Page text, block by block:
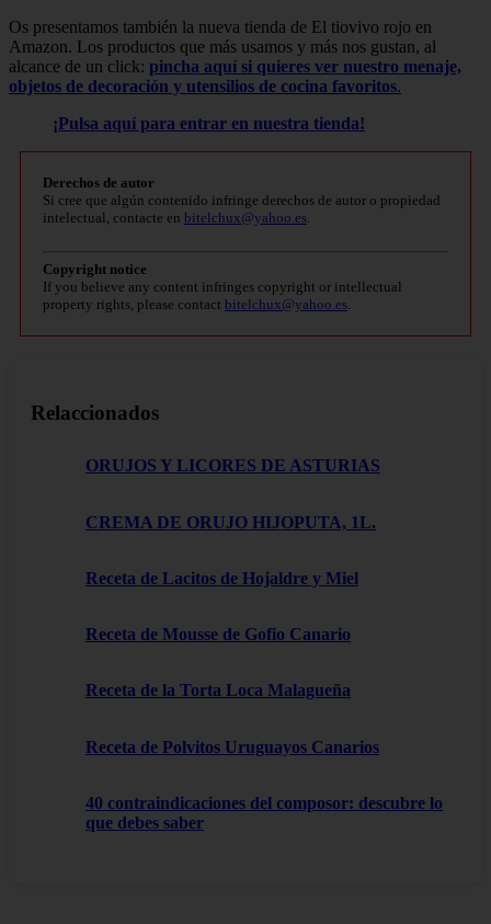
Os presentamos también la nueva tienda de El tiovivo rojo en
Amazon. Los productos que más usamos y más nos gustan, al
alcance de un click: pincha aquí si quieres ver nuestro menaje,
objetos de decoración y utensilios de cocina favoritos.
¡Pulsa aquí para entrar en nuestra tienda!
Derechos de autor
Si cree que algún contenido infringe derechos de autor o propiedad
intelectual, contacte en bitelchux@yahoo.es
Copyright notice
If you believe any content infringes copyright or intellectual
property rights, please contact bitelchux@yahoo.es
Relaccionados
ORUJOS Y LICORES DE ASTURIAS
CREMA DE ORUJO HIJOPUTA, 1L.
Receta de Lacitos de Hojaldre y Miel
Receta de Mousse de Gofio Canario
Receta de la Torta Loca Malagueña
Receta de Polvitos Uruguayos Canarios
40 contraindicaciones del composor: descubre lo
que debes saber